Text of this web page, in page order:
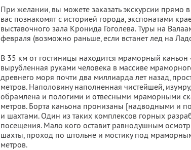
При желании, вы можете заказать экскурсии прямо
вас познакомят с историей города, экспонатами
выставочного зала Кронида Гоголева. Туры на
февраля (возможно раньше, если встанет лед на
В 35 км от гостиницы находится мраморный каньон
вырубленная руками человека в массиве
древнего моря почти два миллиарда лет назад,
метров. Наполовину наполненная чистейшей,
обрамлена и пологими и отвесными мраморными
метров. Борта каньона пронизаны [надводными и
и шахтами. Один из таких комплексов горных
посещения. Мало кого оставит равнодушным
шахты, проход по штольне и мостику под
метров.